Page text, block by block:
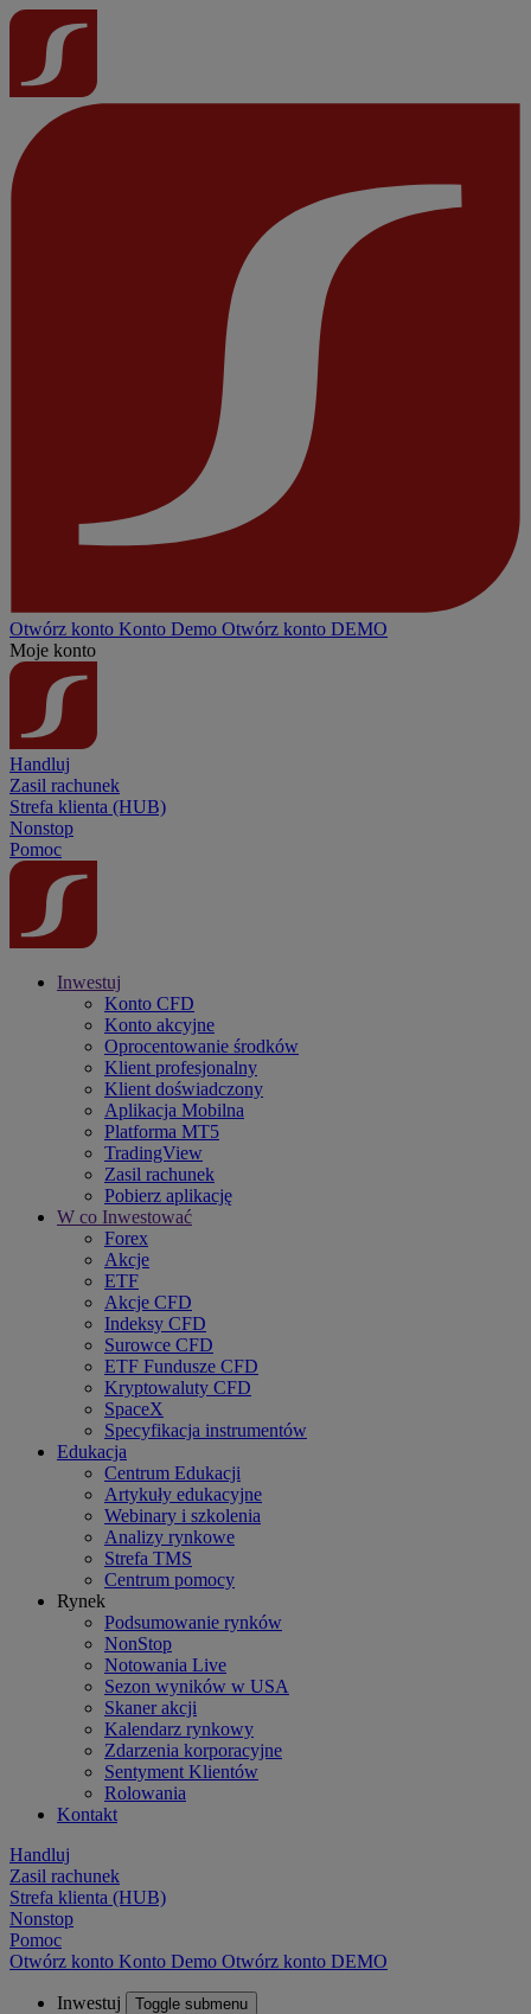
Otwórz konto Konto Demo Otwórz konto DEMO
Moje konto
Handluj
Zasil rachunek
Strefa klienta (HUB)
Nonstop
Pomoc
Inwestuj
Konto CFD
Konto akcyjne
Oprocentowanie środków
Klient profesjonalny
Klient doświadczony
Aplikacja Mobilna
Platforma MT5
TradingView
Zasil rachunek
Pobierz aplikację
W co Inwestować
Forex
Akcje
ETF
Akcje CFD
Indeksy CFD
Surowce CFD
ETF Fundusze CFD
Kryptowaluty CFD
SpaceX
Specyfikacja instrumentów
Edukacja
Centrum Edukacji
Artykuły edukacyjne
Webinary i szkolenia
Analizy rynkowe
Strefa TMS
Centrum pomocy
Rynek
Podsumowanie rynków
NonStop
Notowania Live
Sezon wyników w USA
Skaner akcji
Kalendarz rynkowy
Zdarzenia korporacyjne
Sentyment Klientów
Rolowania
Kontakt
Handluj
Zasil rachunek
Strefa klienta (HUB)
Nonstop
Pomoc
Otwórz konto Konto Demo Otwórz konto DEMO
Inwestuj Toggle submenu